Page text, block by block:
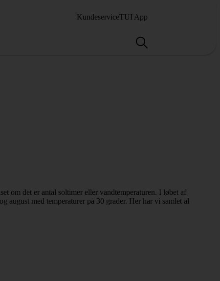
KundeserviceTUI App
om det er antal soltimer eller vandtemperaturen. I løbet af
august med temperaturer på 30 grader. Her har vi samlet al